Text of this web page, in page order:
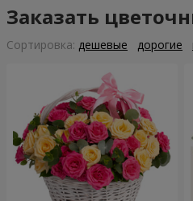
Заказать
Cортировка: дешевые дорогие